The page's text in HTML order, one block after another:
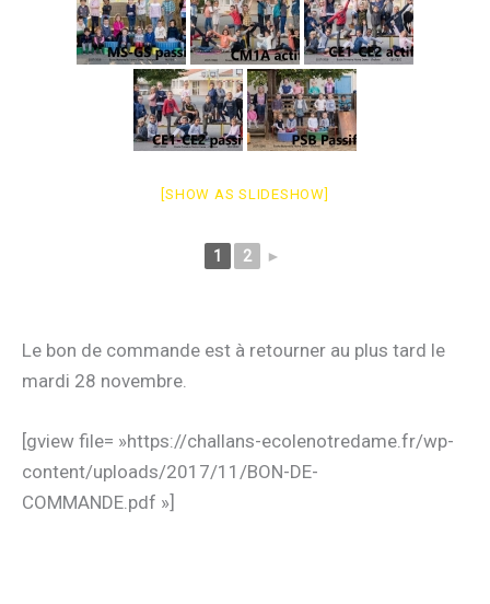
[SHOW AS SLIDESHOW]
1 2 ►
Le bon de commande est à retourner au plus tard le
mardi 28 novembre.
[gview file= »https://challans-ecolenotredame.fr/wp-
content/uploads/2017/11/BON-DE-
COMMANDE.pdf »]